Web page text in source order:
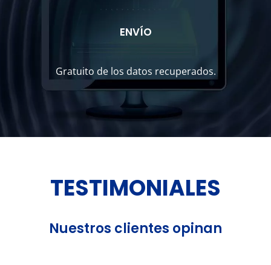
ENVÍO
Gratuito de los datos recuperados.
TESTIMONIALES
Nuestros clientes opinan